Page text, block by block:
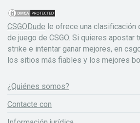
CSGODude le ofrece una
de juego de CSGO. Si quieres apostar
strike e intentar ganar mejores, en
los sitios más fiables y los mejores
¿Quiénes somos?
Contacte con